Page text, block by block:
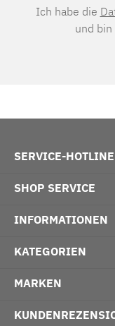
Ich habe die
und
SERVICE-HOTLINE
SHOP SERVICE
INFORMATIONEN
KATEGORIEN
MARKEN